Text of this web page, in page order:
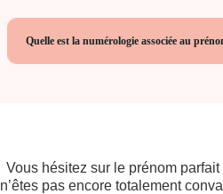
Quelle est la numérologie associée au
Vous hésitez sur le prénom
n’êtes pas encore totalement